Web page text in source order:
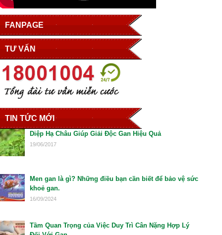
FANPAGE
TƯ VẤN
TIN TỨC MỚI
Diệp Hạ Châu Giúp Giải Độc Gan Hiệu Quả
19/06/2017
Men gan là gì? Những điều bạn cần biết để bảo vệ sức
khoẻ gan.
16/09/2024
Tầm Quan Trọng của Việc Duy Trì Cân Nặng Hợp Lý